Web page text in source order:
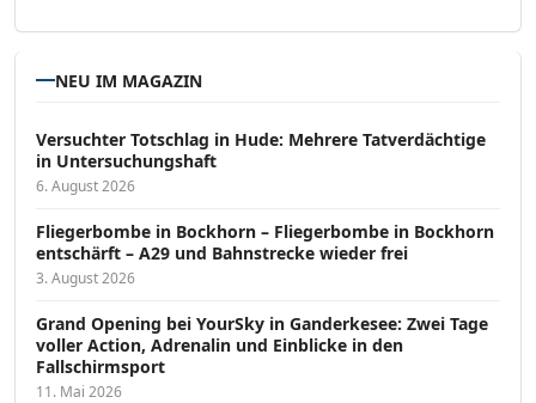
NEU IM MAGAZIN
Versucht­er Totschlag in Hude: Mehrere Tatverdächtige
in Untersuchungshaft
6. August 2026
Fliegerbombe in Bockhorn – Fliegerbombe in Bockhorn
entschärft – A29 und Bahnstrecke wieder frei
3. August 2026
Grand Opening bei YourSky in Ganderkesee: Zwei Tage
voller Action, Adrenalin und Einblicke in den
Fallschirmsport
11. Mai 2026